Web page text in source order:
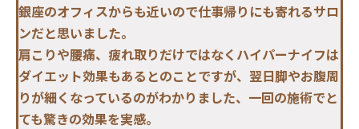
銀座のオフィスからも近いので仕事帰りにも寄れるサロ
ンだと思いました。
肩こりや腰痛、疲れ取りだけではなくハイパーナイフは
ダイエット効果もあるとのことですが、翌日脚やお腹周
りが細くなっているのがわかりました、一回の施術でと
ても驚きの効果を実感。